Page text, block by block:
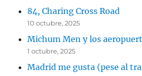
84, Charing Cross Road
10 octubre, 2025
Michum Men y los
1 octubre, 2025
Madrid me gusta (pese al